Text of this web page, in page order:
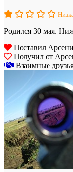
Родился 30 мая,
Поставил
Получил от
Взаимные друзья